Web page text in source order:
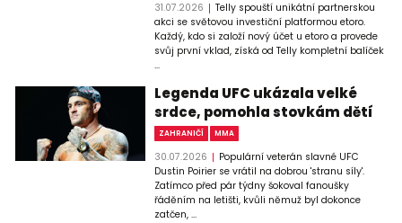
31.07.2026
Telly spouští unikátní partnerskou
akci se světovou investiční platformou etoro.
Každý, kdo si založí nový účet u etoro a provede
svůj první vklad, získá od Telly kompletní balíček
...
Legenda UFC ukázala velké
srdce, pomohla stovkám dětí
ZAHRANIČÍ MMA
30.07.2026
Populární veterán slavné UFC
Dustin Poirier se vrátil na dobrou 'stranu síly'.
Zatímco před pár týdny šokoval fanoušky
řáděním na letišti, kvůli němuž byl dokonce
zatčen, ...